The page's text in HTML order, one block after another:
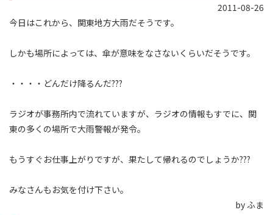
2011-08-26
今日はこれから、関東地方大雨だそうです。
しかも場所によっては、傘が意味をなさないくらいだそうです。
・・・・どんだけ降るんだ???
ラジオが事務所内で流れていますが、ラジオの情報もすでに、関
東の多くの場所で大雨警報が発令。
もうすぐお仕事上がりですが、果たして帰れるのでしょうか???
みなさんもお気を付け下さい。
by ふま